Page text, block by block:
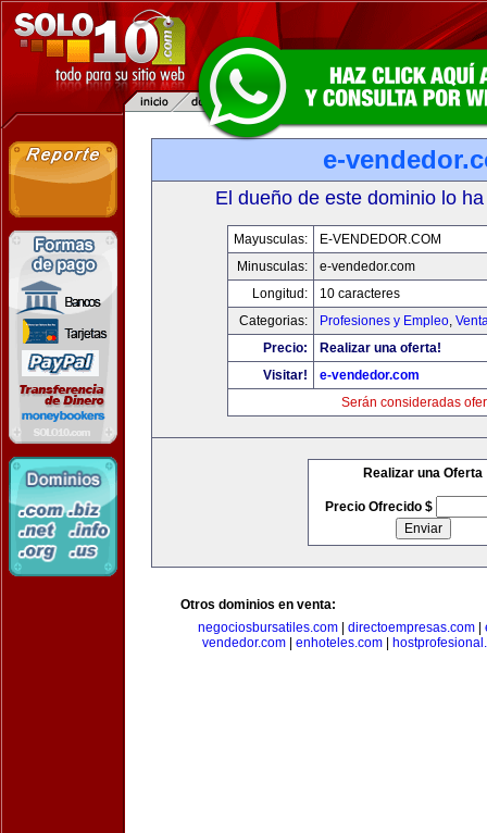
e-
El dueño de este dominio lo
Mayusculas:
E-VENDEDOR.COM
Minusculas:
e-vendedor.com
Longitud:
10 caracteres
Categorias:
Profesiones y Empleo,
Precio:
Realizar una oferta!
Visitar!
e-vendedor.com
Serán consideradas
Realizar una Oferta
Precio Ofrecido $
Otros dominios en venta:
negociosbursatiles.com
directoempresas.com
vendedor.com
enhoteles.com